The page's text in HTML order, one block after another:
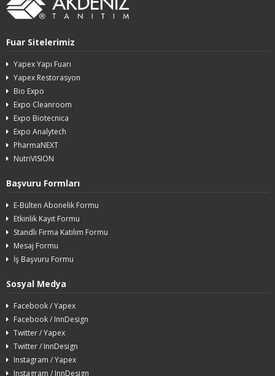
Fuar Sitelerimiz
Yapex Yapı Fuarı
Yapex Restorasyon
Bio Expo
Expo Cleanroom
Expo Biotecnica
Expo Analytech
PharmaNEXT
NutriVISION
Başvuru Formları
E-Bülten Abonelik Formu
Etkinlik Kayıt Formu
Standlı Firma Katılım Formu
Mesaj Formu
İş Başvuru Formu
Sosyal Medya
Facebook / Yapex
Facebook / InnDesign
Twitter / Yapex
Twitter / InnDesign
Instagram / Yapex
Instagram / InnDesign